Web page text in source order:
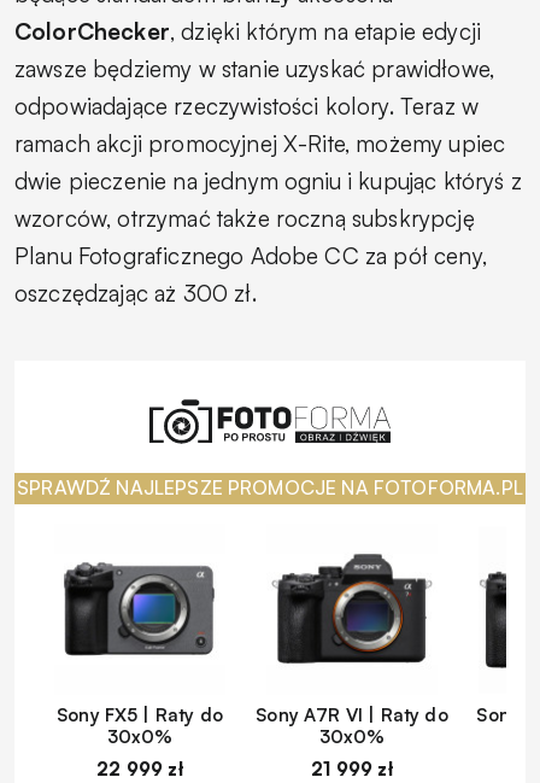
ColorChecker, dzięki którym na etapie edycji
zawsze będziemy w stanie uzyskać prawidłowe,
odpowiadające rzeczywistości kolory. Teraz w
ramach akcji promocyjnej X-Rite, możemy upiec
dwie pieczenie na jednym ogniu i kupując któryś z
wzorców, otrzymać także roczną subskrypcję
Planu Fotograficznego Adobe CC za pół ceny,
oszczędzając aż 300 zł.
SPRAWDŹ NAJLEPSZE PROMOCJE NA FOTOFORMA.PL
Sony FX5 | Raty do
30x0%
22 999 zł
Sony A7R VI | Raty do
30x0%
21 999 zł
Sony